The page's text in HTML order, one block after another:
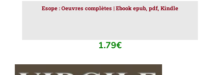
Esope : Oeuvres complètes | Ebook epub, pdf, Kindle
1.79€